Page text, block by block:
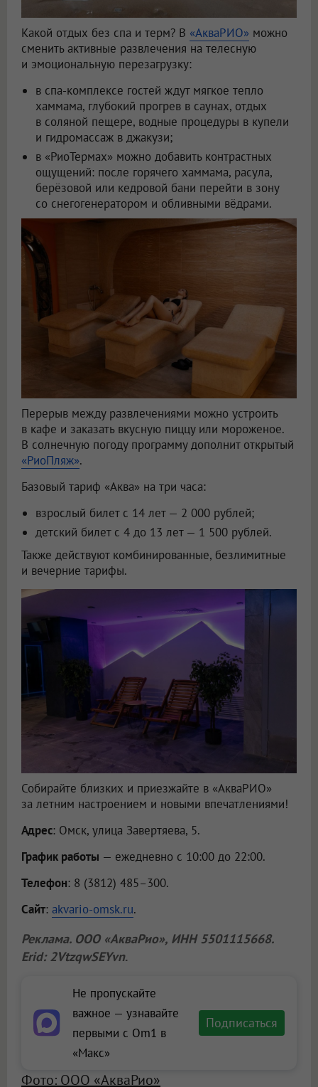
Какой отдых без спа и терм? В «АкваРИО» можно
сменить активные развлечения на телесную
и эмоциональную перезагрузку:
в спа-комплексе гостей ждут мягкое тепло
хаммама, глубокий прогрев в саунах, отдых
в соляной пещере, водные процедуры в купели
и гидромассаж в джакузи;
в «РиоТермах» можно добавить контрастных
ощущений: после горячего хаммама, расула,
берёзовой или кедровой бани перейти в зону
со снегогенератором и обливными вёдрами.
Перерыв между развлечениями можно устроить
в кафе и заказать вкусную пиццу или мороженое.
В солнечную погоду программу дополнит открытый
«РиоПляж».
Базовый тариф «Аква» на три часа:
взрослый билет с 14 лет — 2 000 рублей;
детский билет с 4 до 13 лет — 1 500 рублей.
Также действуют комбинированные, безлимитные
и вечерние тарифы.
Собирайте близких и приезжайте в «АкваРИО»
за летним настроением и новыми впечатлениями!
Адрес: Омск, улица Завертяева, 5.
График работы — ежедневно с 10:00 до 22:00.
Телефон: 8 (3812) 485–300.
Сайт: akvario-omsk.ru.
Реклама. ООО «АкваРио», ИНН 5501115668.
Erid: 2VtzqwSEYvn.
Не пропускайте
важное — узнавайте
первыми с Om1 в
«Макс»
Подписаться
Фото: ООО «АкваРио»